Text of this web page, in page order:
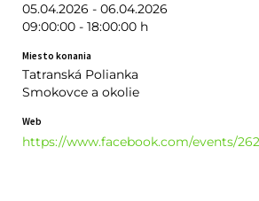
05.04.2026 - 06.04.2026
09:00:00 - 18:00:00 h
Miesto konania
Tatranská Polianka
Smokovce a okolie
Web
https://www.facebook.com/events/